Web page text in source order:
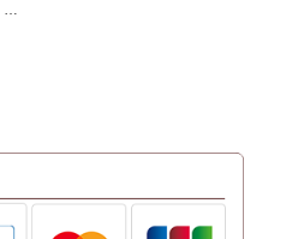
サンジョヴェーゼ